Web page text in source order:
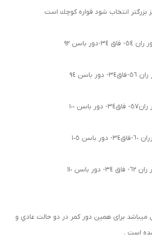
براى همين دور كمر در دو حالت عادي و
است .